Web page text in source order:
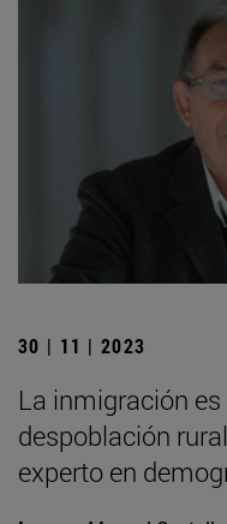
30 | 11 | 2023
La inmigración
despoblación
experto en